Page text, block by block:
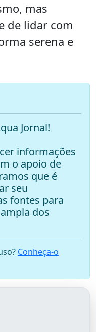
mas
de lidar com
serena e
Jornal!
informações
o apoio de
que é
seu
fontes para
dos
Conheça-o